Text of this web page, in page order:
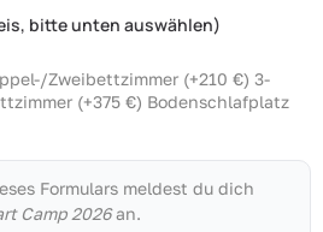
bitte unten auswählen)
Zweibettzimmer (+210 €) 3-
(+375 €) Bodenschlafplatz
Formulars meldest du dich
Camp 2026an.